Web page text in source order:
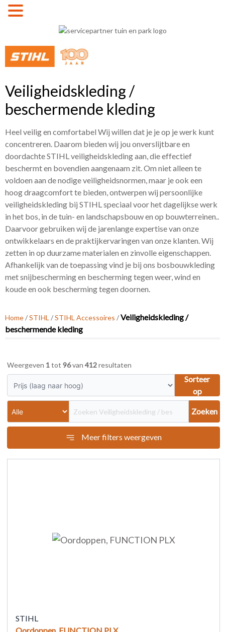
Veiligheidskleding /
beschermende kleding
Heel veilig en comfortabel Wij willen dat je je op je werk kunt
concentreren. Daarom bieden wij jou onverslijtbare en
doordachte STIHL veiligheidskleding aan, die effectief
beschermt en bovendien aangenaam zit. Om niet alleen te
voldoen aan de nodige veiligheidsnormen, maar je ook een
hoog draagcomfort te bieden, ontwerpen wij persoonlijke
veiligheidskleding bij STIHL speciaal voor het dagelijkse werk
in het bos, in de tuin- en landschapsbouw en op bouwterreinen..
Daarvoor gebruiken wij de jarenlange expertise van onze
ontwikkelaars en de praktijkervaringen van onze klanten. Wij
zetten in op duurzame materialen en zinvolle eigenschappen.
Afhankelijk van de toepassing vind je bij ons bosbouwkleding
met snijbescherming en bescherming tegen weer, wind en
koude en ook bescherming tegen doornen.
Home/STIHL /STIHL Accessoires /Veiligheidskleding /
beschermende kleding
Weergeven 1tot 96van 412resultaten
Sorteer
op
Zoeken
Meer filters weergeven
STIHL